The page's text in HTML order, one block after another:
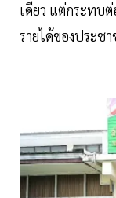
เดียว แต่กระทบ
รายได้ของประช